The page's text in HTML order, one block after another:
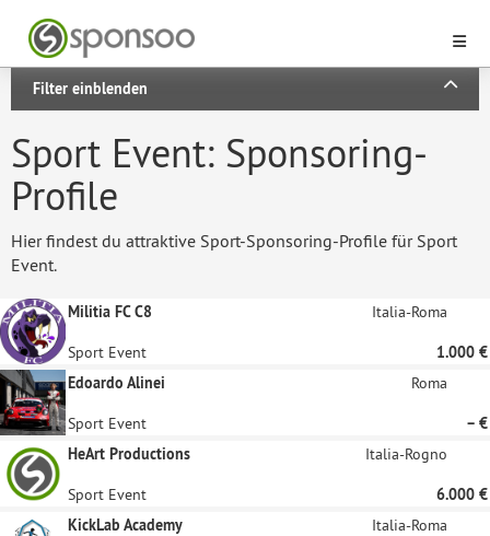
Filter einblenden
Sport Event: Sponsoring-
Profile
Hier findest du attraktive Sport-Sponsoring-Profile für Sport
Event.
Militia FC C8 Italia-Roma
Sport Event
1.000 €
Edoardo Alinei
Roma
Sport Event
– €
HeArt Productions
Italia-Rogno
Sport Event
6.000 €
KickLab Academy
Italia-Roma